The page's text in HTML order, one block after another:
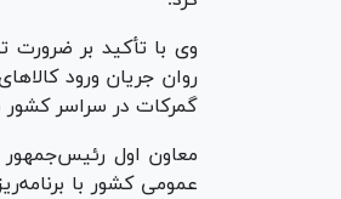
وی با تأکید بر ضرورت
روان جریان ورود
گمرکات در سراسر
معاون اول رئیس‌جمهور
عمومی کشور با